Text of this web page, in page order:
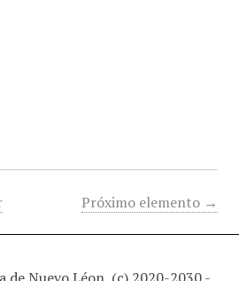
Próximo elemento →